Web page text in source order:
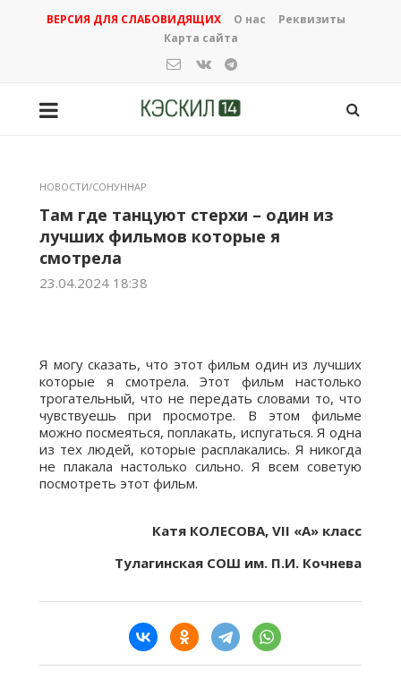
ВЕРСИЯ ДЛЯ СЛАБОВИДЯЩИХ О нас
Реквизиты
Карта сайта
НОВОСТИ/СОНУННАР
Там где танцуют стерхи – один из
лучших фильмов которые я
смотрела
23.04.2024 18:38
Я могу сказать, что этот фильм один из лучших
которые я смотрела. Этот фильм настолько
трогательный, что не передать словами то, что
чувствуешь при просмотре. В этом фильме
можно посмеяться, поплакать, испугаться. Я одна
из тех людей, которые расплакались. Я никогда
не плакала настолько сильно. Я всем советую
посмотреть этот фильм.
Катя КОЛЕСОВА, VII «А» класс
Тулагинская СОШ им. П.И. Кочнева